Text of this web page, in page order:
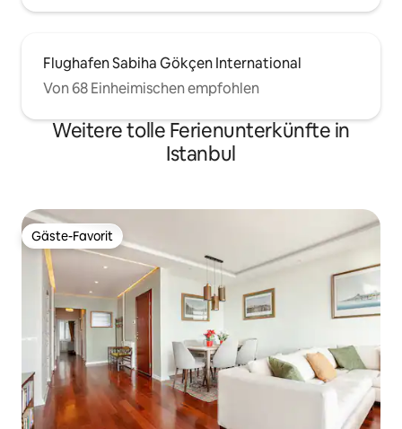
Flughafen Sabiha Gökçen International
Von 68 Einheimischen empfohlen
Weitere tolle Ferienunterkünfte in
Istanbul
Gäste-Favorit
Gäste-Favorit